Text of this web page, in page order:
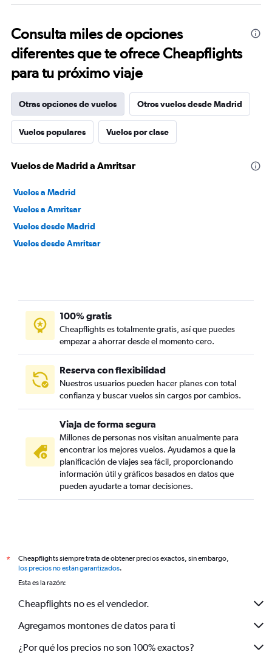
Consulta miles de opciones
diferentes que te ofrece Cheapflights
para tu próximo viaje
Otras opciones de vuelos Otros vuelos desde Madrid
Vuelos populares Vuelos por clase
Vuelos de Madrid a Amritsar
Vuelos a Madrid
Vuelos a Amritsar
Vuelos desde Madrid
Vuelos desde Amritsar
100% gratis
Cheapflights es totalmente gratis, así que puedes
empezar a ahorrar desde el momento cero.
Reserva con flexibilidad
Nuestros usuarios pueden hacer planes con total
confianza y buscar vuelos sin cargos por cambios.
Viaja de forma segura
Millones de personas nos visitan anualmente para
encontrar los mejores vuelos. Ayudamos a que la
planificación de viajes sea fácil, proporcionando
información útil y gráficos basados en datos que
pueden ayudarte a tomar decisiones.
*
Cheapflights siempre trata de obtener precios exactos, sin embargo,
los precios no están garantizados.
Esta es la razón:
Cheapflights no es el vendedor.
Agregamos montones de datos para ti
¿Por qué los precios no son 100% exactos?